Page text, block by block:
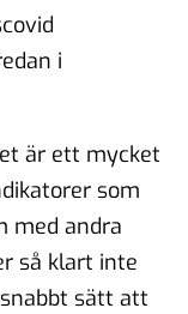
i
är ett mycket
som
med andra
så klart inte
sätt att